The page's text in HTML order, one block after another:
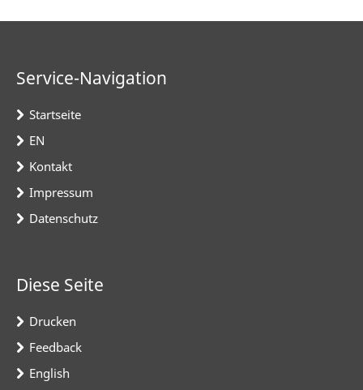
Service-Navigation
Startseite
EN
Kontakt
Impressum
Datenschutz
Diese Seite
Drucken
Feedback
English